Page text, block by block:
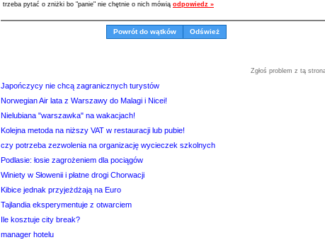
trzeba pytać o zniżki bo "panie" nie chętnie o nich mówią odpowiedz »
Powrót do wątków Odśwież
Zgłoś problem z tą
Japończycy nie chcą zagranicznych turystów
Norwegian Air lata z Warszawy do Malagi i Nicei!
Nielubiana "warszawka" na wakacjach!
Kolejna metoda na niższy VAT w restauracji lub pubie!
czy potrzeba zezwolenia na organizację wycieczek szkolnych
Podlasie: łosie zagrożeniem dla pociągów
Winiety w Słowenii i płatne drogi Chorwacji
Kibice jednak przyjeżdżają na Euro
Tajlandia eksperymentuje z otwarciem
Ile kosztuje city break?
manager hotelu